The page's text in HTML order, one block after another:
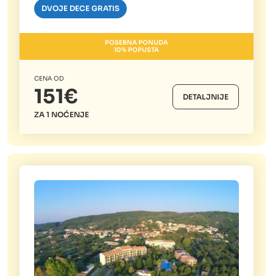
DVOJE DECE GRATIS
POSEBNA PONUDA
10% POPUSTA
CENA OD
151€
ZA 1 NOĆENJE
DETALJNIJE